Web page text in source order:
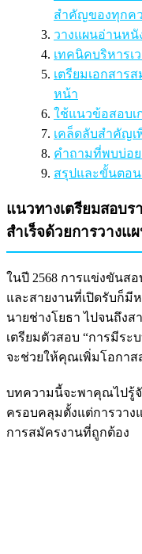
สำคัญของทุกคว
วางแผนอ่านหนั
เทคนิคบริหารเ
เตรียมเอกสาร
หน้า
ใช้แนวข้อสอบเ
เคล็ดลับสำคัญ
คำถามที่พบบ่อย
สรุปและขั้นตอ
แนวทางเตรียมสอบร
สำเร็จด้วยการวางแ
ในปี 2568 การแข่งขันส
และสายงานที่เปิดรับก็มี
นายช่างโยธา ไปจนถึง
เตรียมตัวสอบ “การมีระ
จะช่วยให้คุณเพิ่มโอกา
บทความนี้จะพาคุณไปรู้
ครอบคลุมตั้งแต่การวาง
การสมัครงานที่ถูกต้อง